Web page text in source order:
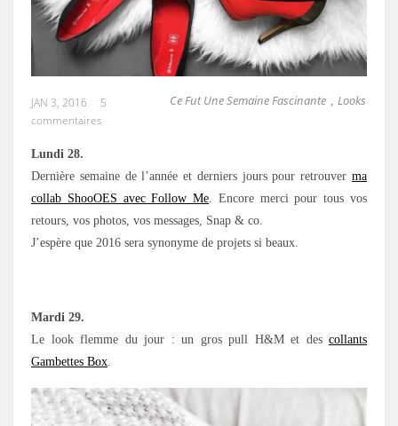
Ce Fut Une Semaine Fascinante , Looks
JAN 3, 2016
5
commentaires
Lundi 28.
Dernière semaine de l’année et derniers jours pour retrouver ma
collab ShooOES avec Follow Me. Encore merci pour tous vos
retours, vos photos, vos messages, Snap & co.
J’espère que 2016 sera synonyme de projets si beaux.
Mardi 29.
Le look flemme du jour : un gros pull H&M et des collants
Gambettes Box.